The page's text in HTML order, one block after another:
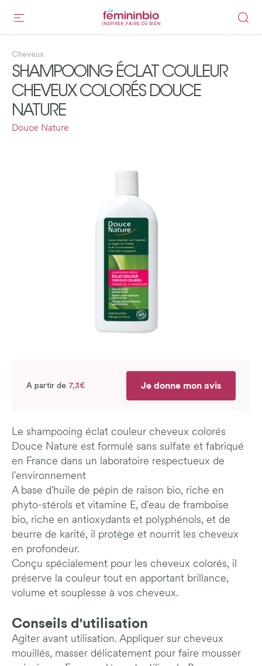
INSPIRER, FAIRE DU BIEN
Cheveux
SHAMPOOING ÉCLAT COULEUR
CHEVEUX COLORÉS DOUCE
NATURE
Douce Nature
A partir de 7,3€ Je donne mon avis
Le shampooing éclat couleur cheveux colorés
Douce Nature est formulé sans sulfate et fabriqué
en France dans un laboratoire respectueux de
l'environnement
A base d'huile de pépin de raison bio, riche en
phyto-stérols et vitamine E, d'eau de framboise
bio, riche en antioxydants et polyphénols, et de
beurre de karité, il protège et nourrit les cheveux
en profondeur.
Conçu spécialement pour les cheveux colorés, il
préserve la couleur tout en apportant brillance,
volume et souplesse à vos cheveux.
Conseils d'utilisation
Agiter avant utilisation. Appliquer sur cheveux
mouillés, masser délicatement pour faire mousser